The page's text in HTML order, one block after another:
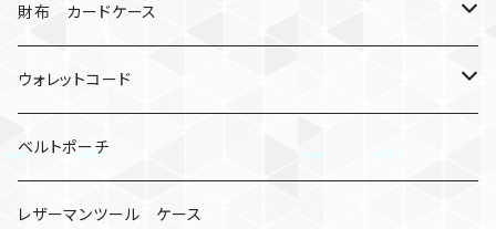
ナット
レザーマン
マルチツール
オニヤンマ
ハンドストラップ
リングストラップ
ゴルフマーカー
ゴルフボールケース
ティーホルダー
財布 カードケース
コインケース
チューブ
コインケース
紙
ウォレットコード
2カラー
ベルトポーチ
レザーマンツール ケース